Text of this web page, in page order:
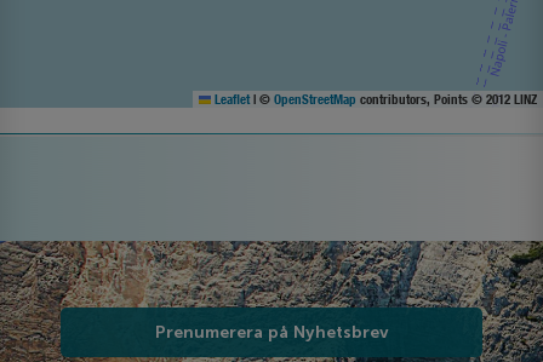
Leaflet | © OpenStreetMap contributors, Points © 2012 LINZ
Prenumerera på Nyhetsbrev